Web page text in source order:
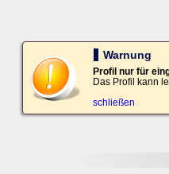
Bei
automatisch
Warnung
Profil nur für
Das Profil kann
schließen